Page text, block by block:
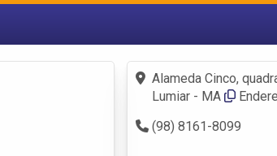
Fazer login
Criar conta
Alameda Cinco,
Lumiar - MA
(98) 8161-8099